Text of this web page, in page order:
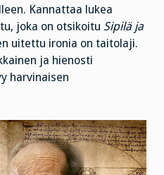
Kannattaa lukea
joka on otsikoitu Sipilä ja
uitettu ironia on taitolaji.
ja hienosti
harvinaisen